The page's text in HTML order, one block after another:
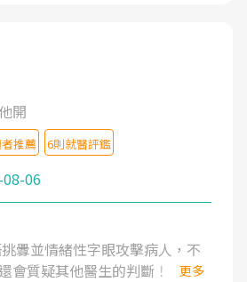
開
推薦 6則就醫評鑑
06
釁並情緒性字眼攻擊病人，不
會質疑其他醫生的判斷！
更多